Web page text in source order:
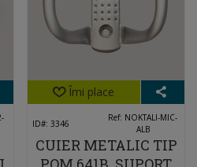
Îmi place
ID#: 3346
Ref: NOKTALI-MIC-
ALB
CUIER METALIC TIP